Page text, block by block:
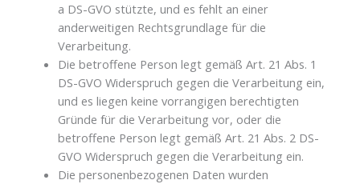
a DS-GVO stützte, und es fehlt an einer
anderweitigen Rechtsgrundlage für die
Verarbeitung.
Die betroffene Person legt gemäß Art. 21 Abs. 1
DS-GVO Widerspruch gegen die Verarbeitung ein,
und es liegen keine vorrangigen berechtigten
Gründe für die Verarbeitung vor, oder die
betroffene Person legt gemäß Art. 21 Abs. 2 DS-
GVO Widerspruch gegen die Verarbeitung ein.
Die personenbezogenen Daten wurden